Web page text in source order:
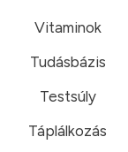
Vitaminok
Tudásbázis
Testsúly
Táplálkozás